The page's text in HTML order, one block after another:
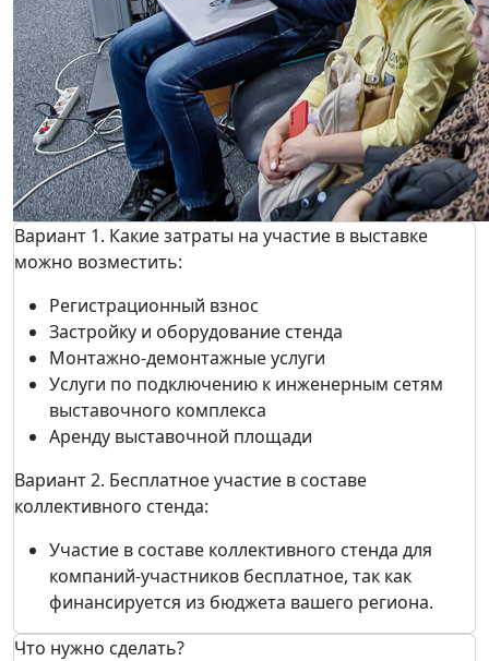
Вариант 1. Какие затраты на участие в выставке
можно возместить:
Регистрационный взнос
Застройку и оборудование стенда
Монтажно-демонтажные услуги
Услуги по подключению к инженерным сетям
выставочного комплекса
Аренду выставочной площади
Вариант 2. Бесплатное участие в составе
коллективного стенда:
Участие в составе коллективного стенда для
компаний-участников бесплатное, так как
финансируется из бюджета вашего региона.
Что нужно сделать?